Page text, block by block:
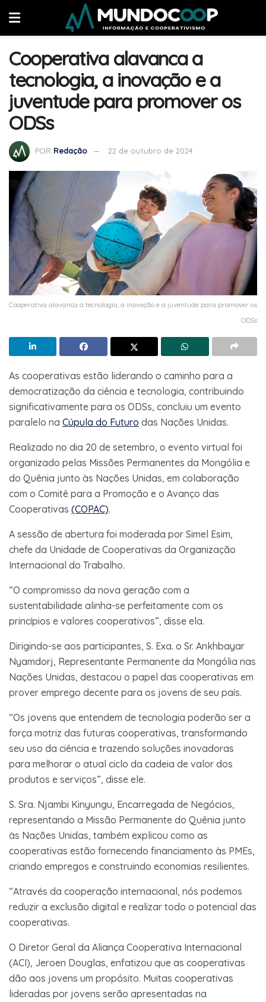
Cooperativa alavanca a
tecnologia, a inovação e a
juventude para promover os
ODSs
POR Redação 22 de outubro de 2024
Cooperativa alavanca a tecnologia, a inovação e a juventude para promover os
ODSs
As cooperativas estão liderando o caminho para a
democratização da ciência e tecnologia, contribuindo
significativamente para os ODSs, concluiu um evento
paralelo na Cúpula do Futuro das Nações Unidas.
Realizado no dia 20 de setembro, o evento virtual foi
organizado pelas Missões Permanentes da Mongólia e
do Quênia junto às Nações Unidas, em colaboração
com o Comitê para a Promoção e o Avanço das
Cooperativas (COPAC).
A sessão de abertura foi moderada por Simel Esim,
chefe da Unidade de Cooperativas da Organização
Internacional do Trabalho.
“O compromisso da nova geração com a
sustentabilidade alinha-se perfeitamente com os
princípios e valores cooperativos”, disse ela.
Dirigindo-se aos participantes, S. Exa. o Sr. Ankhbayar
Nyamdorj, Representante Permanente da Mongólia nas
Nações Unidas, destacou o papel das cooperativas em
prover emprego decente para os jovens de seu país.
“Os jovens que entendem de tecnologia poderão ser a
força motriz das futuras cooperativas, transformando
seu uso da ciência e trazendo soluções inovadoras
para melhorar o atual ciclo da cadeia de valor dos
produtos e serviços”, disse ele.
S. Sra. Njambi Kinyungu, Encarregada de Negócios,
representando a Missão Permanente do Quênia junto
às Nações Unidas, também explicou como as
cooperativas estão fornecendo financiamento às PMEs,
criando empregos e construindo economias resilientes.
“Através da cooperação internacional, nós podemos
reduzir a exclusão digital e realizar todo o potencial das
cooperativas.
O Diretor Geral da Aliança Cooperativa Internacional
(ACI), Jeroen Douglas, enfatizou que as cooperativas
dão aos jovens um propósito. Muitas cooperativas
lideradas por jovens serão apresentadas na